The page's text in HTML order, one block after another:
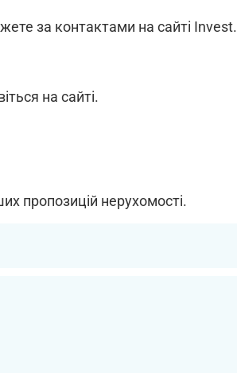
за контактами на сайті Invest.
на сайті.
пропозицій нерухомості.